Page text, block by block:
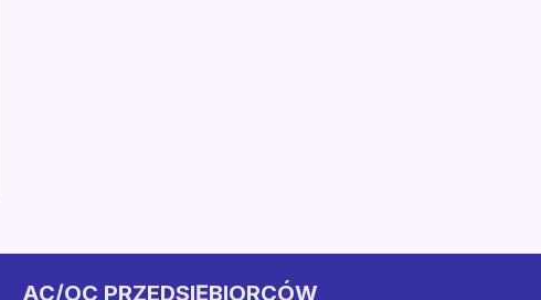
AC/OC PRZEDSIĘBIORCÓW